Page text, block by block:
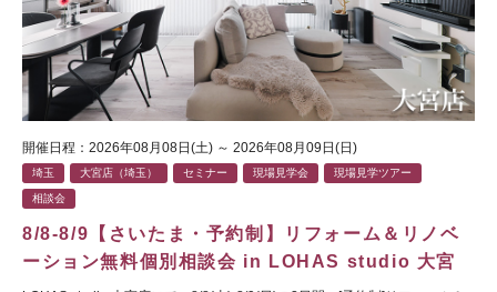
開催日程：2026年08月08日(土) ～ 2026年08月09日(日)
埼玉 大宮店（埼玉） セミナー 現場見学会 現場見学ツアー
相談会
8/8-8/9【さいたま・予約制】リフォーム＆リノベ
ーション無料個別相談会 in LOHAS studio 大宮